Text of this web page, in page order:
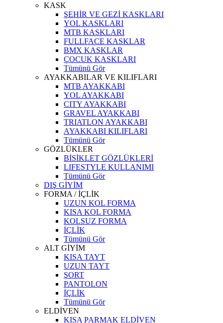
KASK
ŞEHİR VE GEZİ KASKLARI
YOL KASKLARI
MTB KASKLARI
FULLFACE KASKLAR
BMX KASKLAR
ÇOCUK KASKLARI
Tümünü Gör
AYAKKABILAR VE KILIFLARI
MTB AYAKKABI
YOL AYAKKABI
CITY AYAKKABI
GRAVEL AYAKKABI
TRIATLON AYAKKABI
AYAKKABI KILIFLARI
Tümünü Gör
GÖZLÜKLER
BİSİKLET GÖZLÜKLERİ
LIFESTYLE KULLANIMI
Tümünü Gör
DIŞ GİYİM
FORMA / İÇLİK
UZUN KOL FORMA
KISA KOL FORMA
KOLSUZ FORMA
İÇLİK
Tümünü Gör
ALT GİYİM
KISA TAYT
UZUN TAYT
ŞORT
PANTOLON
İÇLİK
Tümünü Gör
ELDİVEN
KISA PARMAK ELDİVEN